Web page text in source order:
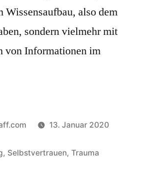
Wissensaufbau, also dem
sondern vielmehr mit
von Informationen im
13. Januar 2020
, Selbstvertrauen, Trauma